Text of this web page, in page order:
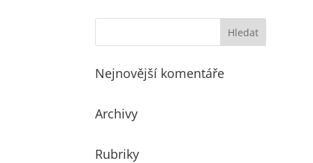
Nejnovější komentáře
Archivy
Rubriky